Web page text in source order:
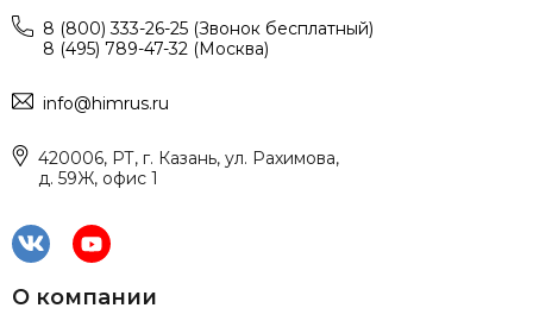
8 (800) 333-26-25 (Звонок бесплатный)
8 (495) 789-47-32 (Москва)
info@himrus.ru
420006, РТ, г. Казань, ул. Рахимова,
д. 59Ж, офис 1
О компании